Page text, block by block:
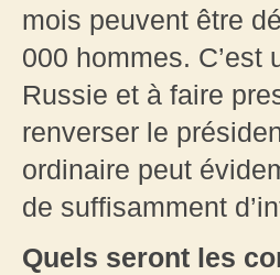
mois peuvent être
000 hommes. C’est
Russie et à faire
renverser le
ordinaire peut
de suffisamment
Quels seront les